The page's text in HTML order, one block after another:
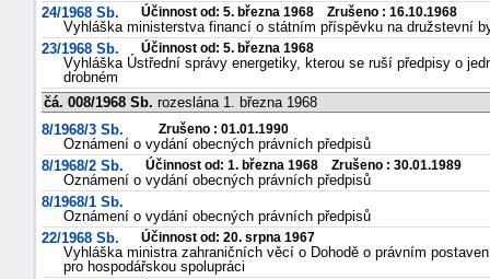
24/1968 Sb.
Účinnost od: 5. března 1968 Zrušeno : 16.10.1968
Vyhláška ministerstva financí o státním příspěvku na družstevní
23/1968 Sb.
Účinnost od: 5. března 1968
Vyhláška Ústřední správy energetiky, kterou se ruší předpisy o
drobném
čá. 008/1968 Sb. rozeslána 1. března 1968
8/1968/3 Sb.
Zrušeno : 01.01.1990
Oznámení o vydání obecných právních předpisů
8/1968/2 Sb.
Účinnost od: 1. března 1968 Zrušeno : 30.01.1989
Oznámení o vydání obecných právních předpisů
8/1968/1 Sb.
Oznámení o vydání obecných právních předpisů
22/1968 Sb.
Účinnost od: 20. srpna 1967
Vyhláška ministra zahraničních věcí o Dohodě o právním
pro hospodářskou spolupráci